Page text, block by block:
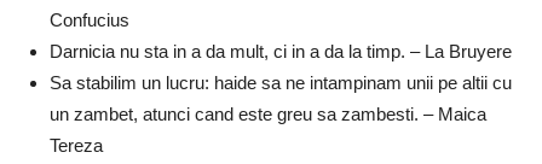
Confucius
Darnicia nu sta in a da mult, ci in a da la timp. – La Bruyere
Sa stabilim un lucru: haide sa ne intampinam unii pe altii cu
un zambet, atunci cand este greu sa zambesti. – Maica
Tereza